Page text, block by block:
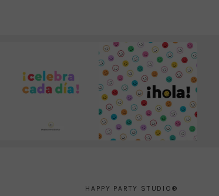
HAPPY PARTY STUDIO®